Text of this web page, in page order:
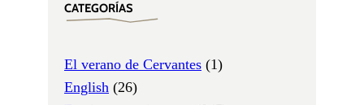
CATEGORÍAS
El verano de Cervantes (1)
English (26)